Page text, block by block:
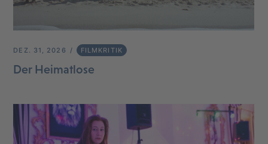
DEZ. 31, 2026 FILMKRITIK
Der Heimatlose